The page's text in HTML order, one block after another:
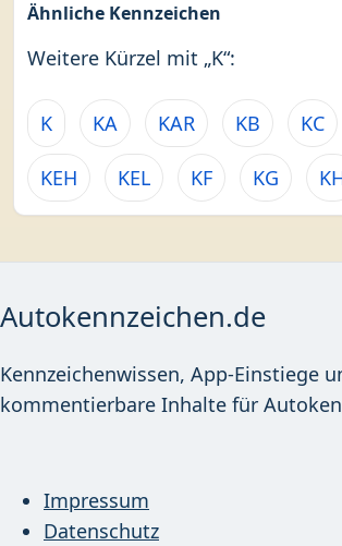
Ähnliche Kennzeichen
Weitere Kürzel mit „K“:
K KA KAR KB KC
KEH KEL KF KG
Autokennzeichen.de
Kennzeichenwissen, App-Einstiege
kommentierbare Inhalte für
Impressum
Datenschutz